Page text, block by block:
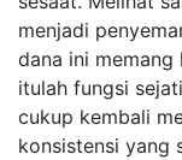
menjadi
dana ini
itulah fungsi
cukup kembali
konsistensi yang